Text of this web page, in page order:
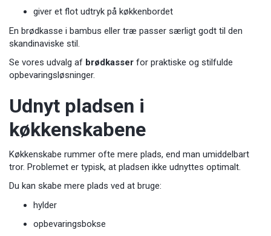
giver et flot udtryk på køkkenbordet
En brødkasse i bambus eller træ passer særligt godt til den
skandinaviske stil.
Se vores udvalg af brødkasser for praktiske og stilfulde
opbevaringsløsninger.
Udnyt pladsen i
køkkenskabene
Køkkenskabe rummer ofte mere plads, end man umiddelbart
tror. Problemet er typisk, at pladsen ikke udnyttes optimalt.
Du kan skabe mere plads ved at bruge:
hylder
opbevaringsbokse